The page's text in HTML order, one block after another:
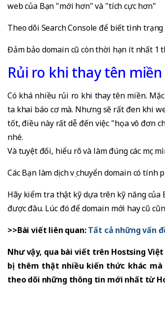
web của Bạn "mới hơn" và "tích cực hơn"
Theo dõi Search Console để biết tình
Đảm bảo domain cũ còn thời hạn ít nhất 1
Rủi ro khi thay tên miền
Có khá nhiều rủi ro khi thay tên miền.
ta khai báo cơ mà. Nhưng sẽ rất đen khi
tốt, điều này rất dễ đến việc "họa vô đơn
nhé.
Và tuyệt đối, hiểu rõ và làm đúng các mục
Các Bạn làm dịch vụ chuyển domain có tính
Hãy kiểm tra thật kỹ dựa trên kỹ năng của
được đâu. Lúc đó để domain mới hay cũ
>>Bài viết liên quan:Tất cả những vấn
Như vậy, qua bài viết trên Hostsing
bị thêm thật nhiều kiến thức khác mà
theo dõi những thông tin mới nhất từ